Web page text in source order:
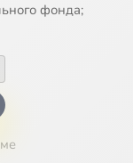
фонда;